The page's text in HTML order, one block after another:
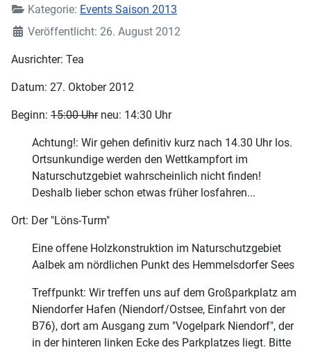
Kategorie: Events Saison 2013
Veröffentlicht: 26. August 2012
Ausrichter: Tea
Datum: 27. Oktober 2012
Beginn: 15:00 Uhrneu: 14:30 Uhr
Achtung!: Wir gehen definitiv kurz nach 14.30 Uhr los.
Ortsunkundige werden den Wettkampfort im
Naturschutzgebiet wahrscheinlich nicht finden!
Deshalb lieber schon etwas früher losfahren...
Ort: Der "Löns-Turm"
Eine offene Holzkonstruktion im Naturschutzgebiet
Aalbek am nördlichen Punkt des Hemmelsdorfer Sees
Treffpunkt: Wir treffen uns auf dem Großparkplatz am
Niendorfer Hafen (Niendorf/Ostsee, Einfahrt von der
B76), dort am Ausgang zum "Vogelpark Niendorf", der
in der hinteren linken Ecke des Parkplatzes liegt. Bitte